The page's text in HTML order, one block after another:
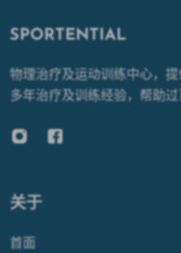
SPORTENTIAL
物理治疗及运动训练中心，
多年治疗及训练经验，帮助过
关于
首面